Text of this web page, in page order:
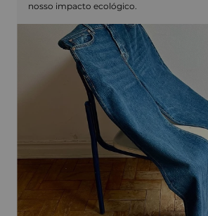
nosso impacto ecológico.